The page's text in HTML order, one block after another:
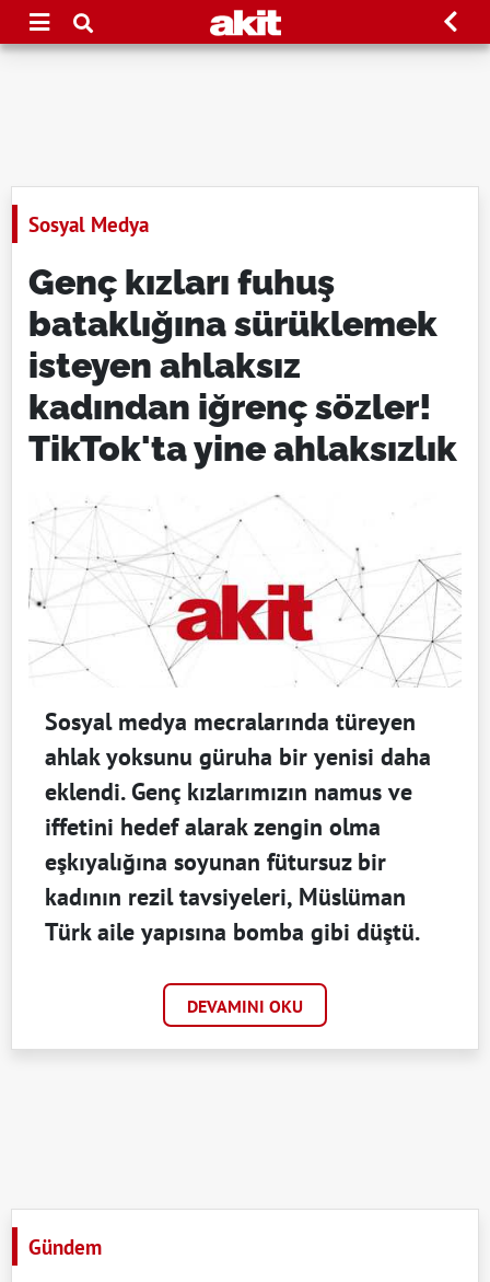
Sosyal Medya
Genç kızları fuhuş
bataklığına sürüklemek
isteyen ahlaksız
kadından iğrenç sözler!
TikTok'ta yine ahlaksızlık
Sosyal medya mecralarında türeyen
ahlak yoksunu güruha bir yenisi daha
eklendi. Genç kızlarımızın namus ve
iffetini hedef alarak zengin olma
eşkıyalığına soyunan fütursuz bir
kadının rezil tavsiyeleri, Müslüman
Türk aile yapısına bomba gibi düştü.
DEVAMINI OKU
Gündem